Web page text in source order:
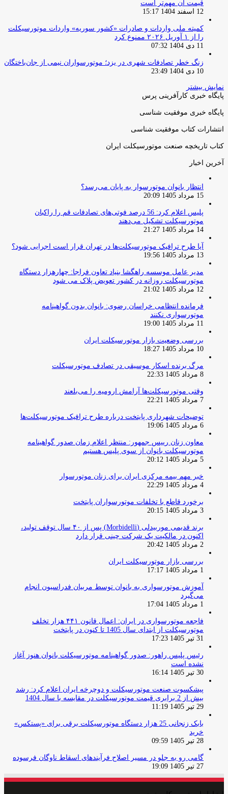
قیمت آن مهم‌تر است
12 اسفند 1404 15:17
کمیته ملی واردات و صادرات «کشور سوریه» واردات موتورسیکلت
را از ۱ آوریل ۲۰۲۶ ممنوع کرد
11 دی 1404 07:32
زنگ خطر تصادفات شهری در یزد؛ موتورسواران نیمی از جان‌باختگان
10 دی 1404 23:49
نمایش بیشتر
پایگاه خبری کارآفرینی پرس
پایگاه خبری موفقیت شناسی
انتشارات کتاب موفقیت شناسی
کتاب تاریخچه صنعت موتورسیکلت ایران
آخرین اخبار
انتظار بانوان موتورسوار به پایان می‌رسد؟
15 مرداد 1405 20:09
پلیس اعلام کرد: 56 درصد فوتی‌های تصادفات قم را راکبان
موتورسیکلت تشکیل می‌دهند
14 مرداد 1405 21:27
آیا طرح ترافیک موتورسیکلت‌ها در تهران قرار است اجرایی شود؟
13 مرداد 1405 19:56
مدیر عامل موسسه راهگشا بنیاد تعاون فراجا: چهارهزار دستگاه
موتورسیکلت روزانه در کشور تعویض پلاک می شود
12 مرداد 1405 21:02
فرمانده انتظامی خراسان رضوی: بانوان بدون گواهینامه
موتورسواری نکنند
11 مرداد 1405 19:00
بررسی وضعیت بازار موتورسیکلت ایران
10 مرداد 1405 18:27
مرگ برنده اسکار موسیقی در تصادف موتورسیکلت
8 مرداد 1405 22:33
وقتی موتورسیکلت‌ها آرامش ارومیه را می‌بلعند
7 مرداد 1405 22:21
توضیحات شهرداری پایتخت درباره طرح ترافیک موتورسیکلت‌ها
6 مرداد 1405 19:06
معاون زنان رییس جمهور: منتظر اعلام زمان صدور گواهینامه
موتورسیکلت بانوان از سوی پلیس هستیم
5 مرداد 1405 20:12
خبر مهم بیمه مرکزی ایران برای زنان موتورسوار
4 مرداد 1405 22:29
برخورد قاطع با تخلفات موتورسواران پایتخت
3 مرداد 1405 20:15
برند قدیمی موربیدلی (Morbidelli) پس از ۴۰ سال توقف تولید،
اکنون در مالکیت یک شرکت چینی قرار دارد
2 مرداد 1405 20:42
بررسی بازار موتورسیکلت ایران
1 مرداد 1405 17:17
آموزش موتورسواری به بانوان توسط مربیان فدراسیون انجام
می‌گیرد
1 مرداد 1405 17:04
فاجعه موتورسواری در ایران: اعمال قانون ۴۴۱ هزار تخلف
موتورسیکلت از ابتدای سال 1405 تا کنون در پایتخت
31 تیر 1405 17:23
رئیس پلیس راهور: صدور گواهینامه موتورسیکلت بانوان هنوز آغاز
نشده است
30 تیر 1405 16:14
پیشکسوت صنعت موتورسیکلت و دوچرخه ایران اعلام کرد: رشد
بیش از 2 برابری قیمت موتورسیکلت در مقایسه با سال 1404
29 تیر 1405 11:19
بابک زنجانی 25 هزار دستگاه موتورسیکلت برقی برای «پستکس»
خرید
28 تیر 1405 09:59
گامی رو به جلو در مسیر اصلاح فرآیندهای اسقاط ناوگان فرسوده
27 تیر 1405 19:09